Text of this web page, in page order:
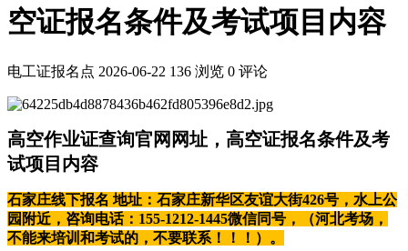
空证报名条件及考试项目内容
电工证报名点 2026-06-22 136 浏览 0 评论
高空作业证查询官网网址，高空证报名条件及考
试项目内容
石家庄线下报名 地址：石家庄新华区友谊大街426号，水上公
园附近，咨询电话：155-1212-1445微信同号，（河北考场，
不能来培训和考试的，不要联系！！！）。